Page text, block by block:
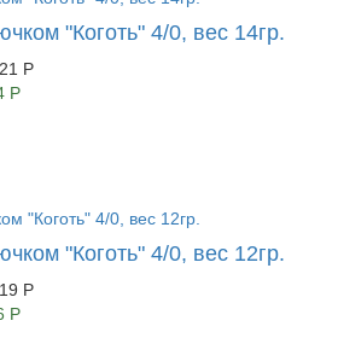
"Коготь" 4/0, вес 14гр.
Р
Р
"Коготь" 4/0, вес 12гр.
Р
Р